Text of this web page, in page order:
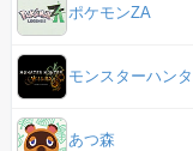
ポケモンZA
モンスターハン
あつ森